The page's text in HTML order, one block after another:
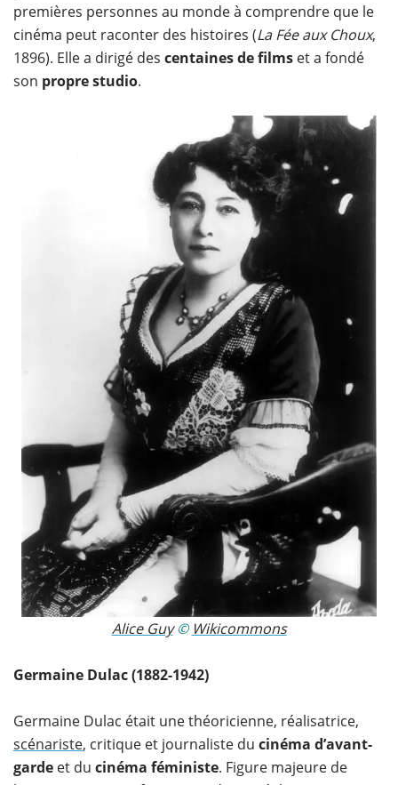
premières personnes au monde à comprendre que le
cinéma peut raconter des histoires (La Fée aux Choux,
1896). Elle a dirigé des centaines de films et a fondé
son propre studio.
Alice Guy© Wikicommons
Germaine Dulac (1882-1942)
Germaine Dulac était une théoricienne, réalisatrice,
scénariste, critique et journaliste du cinéma d’avant-
garde et du cinéma féministe. Figure majeure de